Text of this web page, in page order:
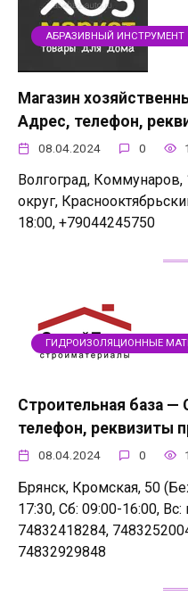
АБРАЗИВНЫЙ ИНСТРУМЕНТ
Магазин
Адрес, телефон,
08.04.2024 0
Волгоград, Коммунаров,
округ,
18:00, +79044245750
ГИДРОИЗОЛЯЦИОННЫЕ
Строительная база
телефон, реквизиты
08.04.2024 0
Брянск, Кромская, 50
17:30, Сб: 09:00-16:00,
74832418284,
74832929848